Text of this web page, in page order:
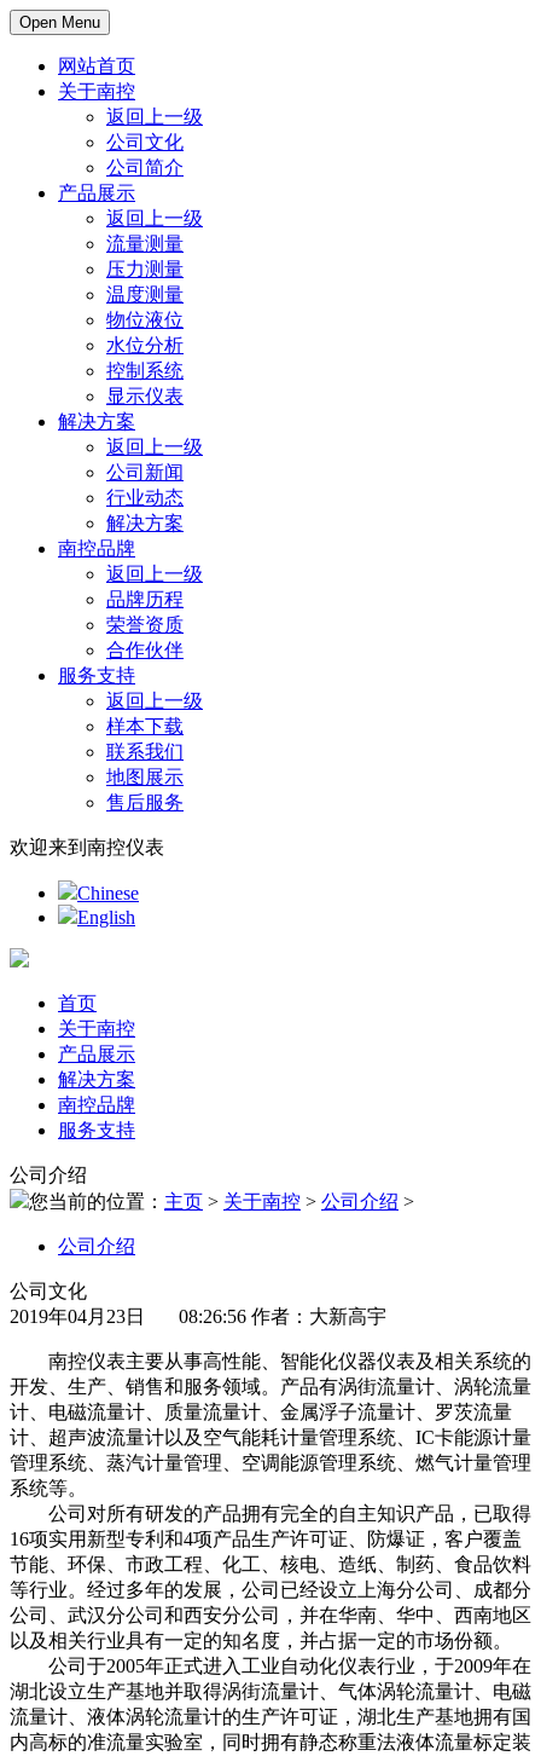
Open Menu
网站首页
关于南控
返回上一级
公司文化
公司简介
产品展示
返回上一级
流量测量
压力测量
温度测量
物位液位
水位分析
控制系统
显示仪表
解决方案
返回上一级
公司新闻
行业动态
解决方案
南控品牌
返回上一级
品牌历程
荣誉资质
合作伙伴
服务支持
返回上一级
样本下载
联系我们
地图展示
售后服务
欢迎来到南控仪表
Chinese
English
首页
关于南控
产品展示
解决方案
南控品牌
服务支持
公司介绍
您当前的位置： 主页 > 关于南控 > 公司介绍 >
公司介绍
公司文化
2019年04月23日 08:26:56 作者：大新高宇
南控仪表主要从事高性能、智能化仪器仪表及相关系统的
开发、生产、销售和服务领域。产品有涡街流量计、涡轮流量
计、电磁流量计、质量流量计、金属浮子流量计、罗茨流量
计、超声波流量计以及空气能耗计量管理系统、IC卡能源计量
管理系统、蒸汽计量管理、空调能源管理系统、燃气计量管理
系统等。
公司对所有研发的产品拥有完全的自主知识产品，已取得
16项实用新型专利和4项产品生产许可证、防爆证，客户覆盖
节能、环保、市政工程、化工、核电、造纸、制药、食品饮料
等行业。经过多年的发展，公司已经设立上海分公司、成都分
公司、武汉分公司和西安分公司，并在华南、华中、西南地区
以及相关行业具有一定的知名度，并占据一定的市场份额。
公司于2005年正式进入工业自动化仪表行业，于2009年在
湖北设立生产基地并取得涡街流量计、气体涡轮流量计、电磁
流量计、液体涡轮流量计的生产许可证，湖北生产基地拥有国
内高标的准流量实验室，同时拥有静态称重法液体流量标定装